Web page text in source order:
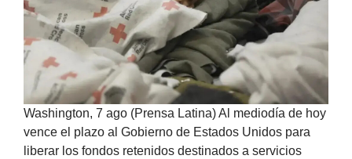
Washington, 7 ago (Prensa Latina) Al mediodía de hoy
vence el plazo al Gobierno de Estados Unidos para
liberar los fondos retenidos destinados a servicios